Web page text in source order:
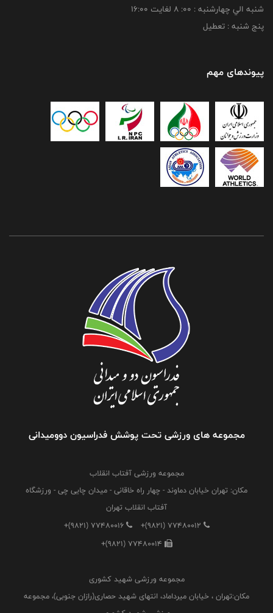
شنبه الي چهارشنبه : 00: 8 لغايت 16:00
پنج شنبه : تعطیل
پیوندهای مهم
مجموعه های ورزشی تحت پوشش فدراسیون دوومیدانی
مجموعه ورزشی آفتاب انقلاب
مکان: تهران خیابان دماوند - چهار راه خاقانی - میدان چایی چی - ورزشگاه
آفتاب انقلاب تهران
+(9821) 77480012
+(9821) 77480016
+(9821) 77480014
مجموعه ورزشی شهید کشوری
مکان:تهران ، خیابان میرداماد، انتهای شهید حصاری(رازان جنوبی)، مجموعه